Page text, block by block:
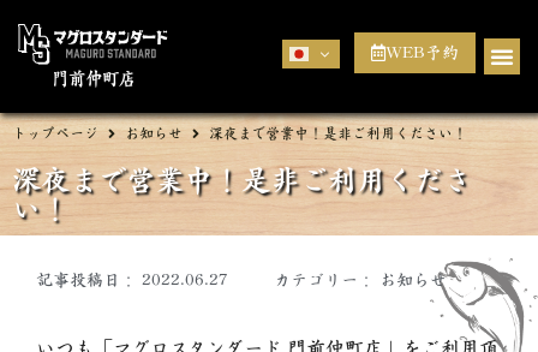
門前仲町店
WEB予約
トップページ お知らせ 深夜まで営業中！是非ご利用ください！
深夜まで営業中！是非ご利用くださ
い！
記事投稿日： 2022.06.27 カテゴリー： お知らせ